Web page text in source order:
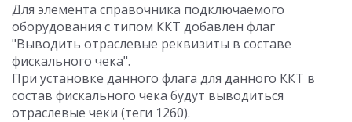
Для элемента справочника подключаемого
оборудования c типом ККТ добавлен флаг
"Выводить отраслевые реквизиты в составе
фискального чека".
При установке данного флага для данного ККТ в
состав фискального чека будут выводиться
отраслевые чеки (теги 1260).